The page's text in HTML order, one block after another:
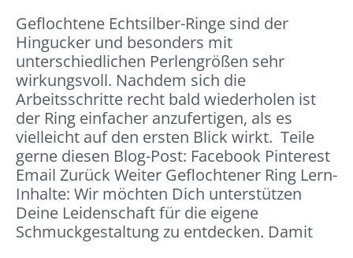
Geflochtene Echtsilber-Ringe sind der
Hingucker und besonders mit
unterschiedlichen Perlengrößen sehr
wirkungsvoll. Nachdem sich die
Arbeitsschritte recht bald wiederholen ist
der Ring einfacher anzufertigen, als es
vielleicht auf den ersten Blick wirkt. Teile
gerne diesen Blog-Post: Facebook Pinterest
Email Zurück Weiter Geflochtener Ring Lern-
Inhalte: Wir möchten Dich unterstützen
Deine Leidenschaft für die eigene
Schmuckgestaltung zu entdecken. Damit